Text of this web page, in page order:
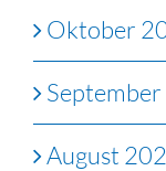
Oktober
August